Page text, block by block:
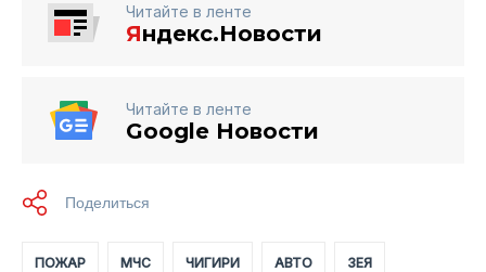
Читайте в ленте
Яндекс.Новости
Читайте в ленте
Google Новости
ПОЖАР МЧС ЧИГИРИ АВТО ЗЕЯ